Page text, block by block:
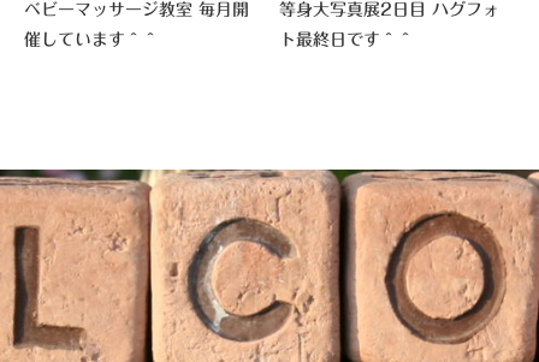
ベビーマッサージ教室 毎月開
催しています＾＾
等身大写真展2日目 ハグフォ
ト最終日です＾＾